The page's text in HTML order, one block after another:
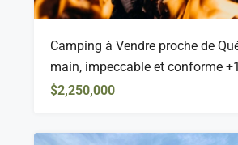
Camping à Vendre proche de
main, impeccable et conforme
$2,250,000